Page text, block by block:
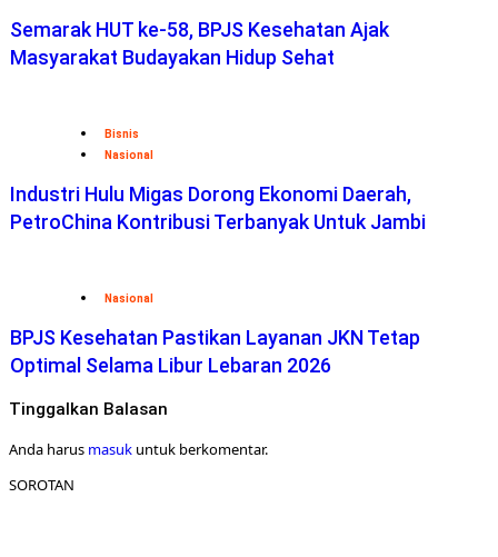
Semarak HUT ke-58, BPJS Kesehatan Ajak
Masyarakat Budayakan Hidup Sehat
Bisnis
Nasional
Industri Hulu Migas Dorong Ekonomi Daerah,
PetroChina Kontribusi Terbanyak Untuk Jambi
Nasional
BPJS Kesehatan Pastikan Layanan JKN Tetap
Optimal Selama Libur Lebaran 2026
Tinggalkan Balasan
Anda harus masuk untuk berkomentar.
SOROTAN